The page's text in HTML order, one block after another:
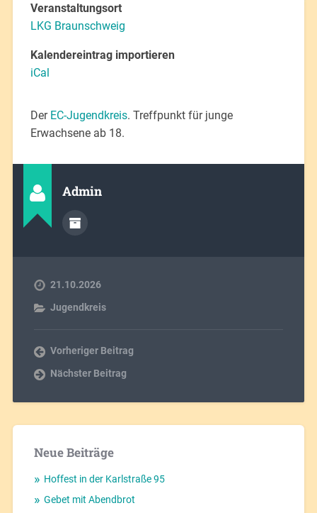
Veranstaltungsort
LKG Braunschweig
Kalendereintrag importieren
iCal
Der EC-Jugendkreis. Treffpunkt für junge
Erwachsene ab 18.
Admin
21.10.2026
Jugendkreis
Vorheriger Beitrag
Nächster Beitrag
Neue Beiträge
Hoffest in der Karlstraße 95
Gebet mit Abendbrot